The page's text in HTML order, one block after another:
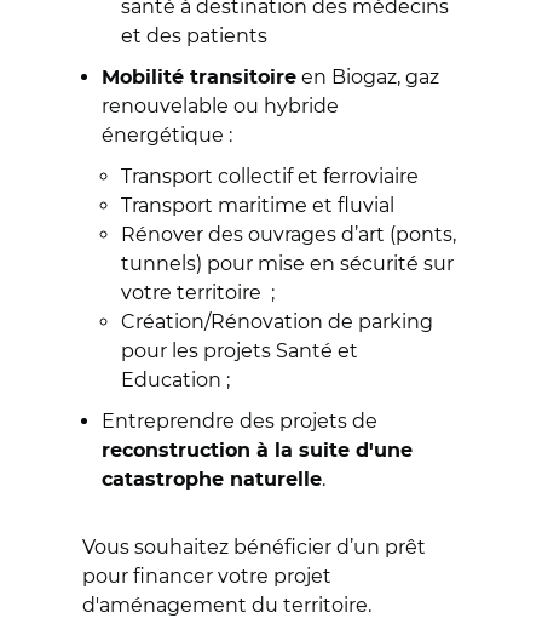
santé à destination des médecins
et des patients
Mobilité transitoire en Biogaz, gaz
renouvelable ou hybride
énergétique :
Transport collectif et ferroviaire
Transport maritime et fluvial
Rénover des ouvrages d’art (ponts,
tunnels) pour mise en sécurité sur
votre territoire ;
Création/Rénovation de parking
pour les projets Santé et
Education ;
Entreprendre des projets de
reconstruction à la suite d'une
catastrophe naturelle.
Vous souhaitez bénéficier d’un prêt
pour financer votre projet
d'aménagement du territoire.